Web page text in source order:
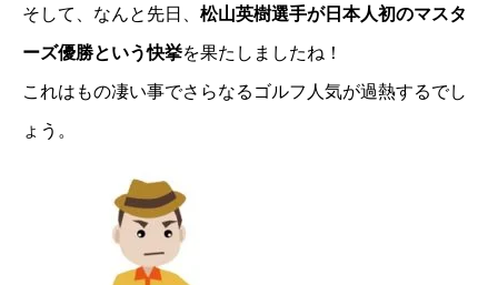
そして、なんと先日、 松山英樹選手が日本人初のマスタ
ーズ優勝という快挙を果たしましたね！
これはもの凄い事でさらなるゴルフ人気が過熱するでし
ょう。